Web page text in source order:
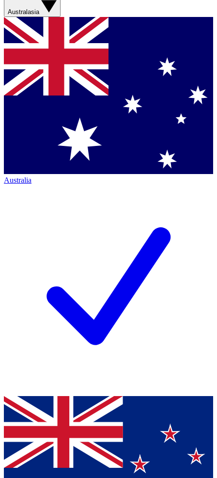
Australasia
Australia